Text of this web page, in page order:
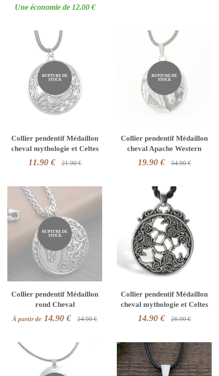
Une économie de 12.00 €
RUPTURE DE
STOCK
Collier pendentif Médaillon
cheval mythologie et Celtes
11.90 € 21.90 €
RUPTURE DE
STOCK
Collier pendentif Médaillon
cheval Apache Western
19.90 € 34.90 €
RUPTURE DE
STOCK
Collier pendentif Médaillon
rond Cheval
À partir de 14.90 € 24.90 €
Collier pendentif Médaillon
cheval mythologie et Celtes
14.90 € 26.90 €